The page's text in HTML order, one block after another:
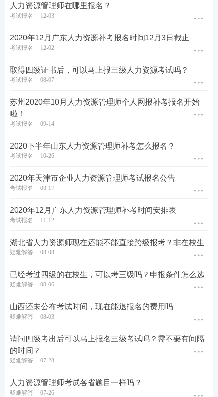
人力资源管理师在哪里报名？
考试报名 12-03
2020年12月广东人力资源补考报名时间12月3日截止
考试报名 12-02
取得四级证书后，可以马上报三级人力资源考试吗？
考试报名 08-07
苏州2020年10月人力资源管理师个人网报补考报名开始
啦！
考试报名 09-14
2020下半年山东人力资源管理师补考怎么报名？
考试报名 10-26
2020年天津市企业人力资源管理师考试报名公告
考试报名 08-17
2020年12月广东人力资源管理师补考时间安排表
考试报名 11-12
湖北省人力资源师现在还能不能直接跨级报考？非在校生
疑难解答 08-08
已经考过四级的在校生，可以考三级吗？申报条件怎么选
疑难解答 08-06
山西还未公布考试时间，现在能退报名的费用吗
疑难解答 08-03
请问四级考出后可以马上报名三级考试吗？需不要有间隔
的时间？
疑难解答 07-28
人力资源管理师考试各省题目一样吗？
疑难解答 07-26